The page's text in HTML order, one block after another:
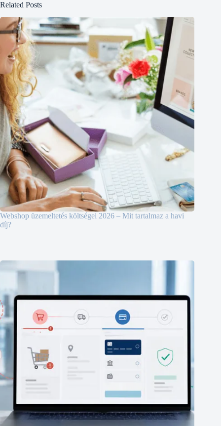
Related Posts
Webshop üzemeltetés költségei 2026 – Mit tartalmaz a havi
díj?